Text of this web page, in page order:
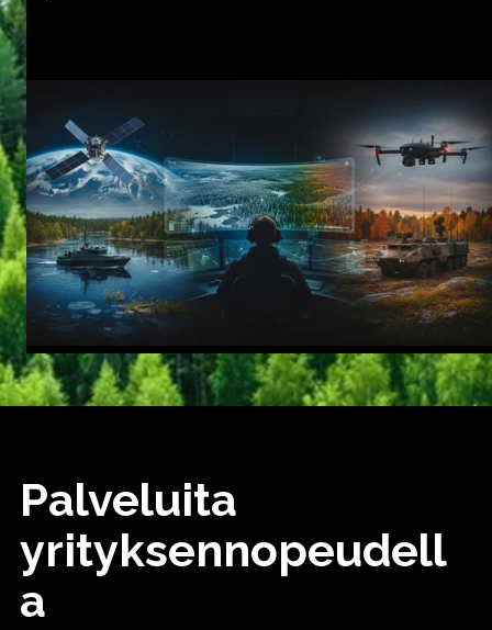
Palveluita
yrityksennopeudell
a